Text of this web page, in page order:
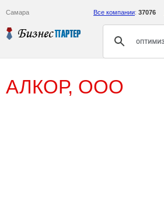
Самара Все компании: 37076
АЛКОР, ООО